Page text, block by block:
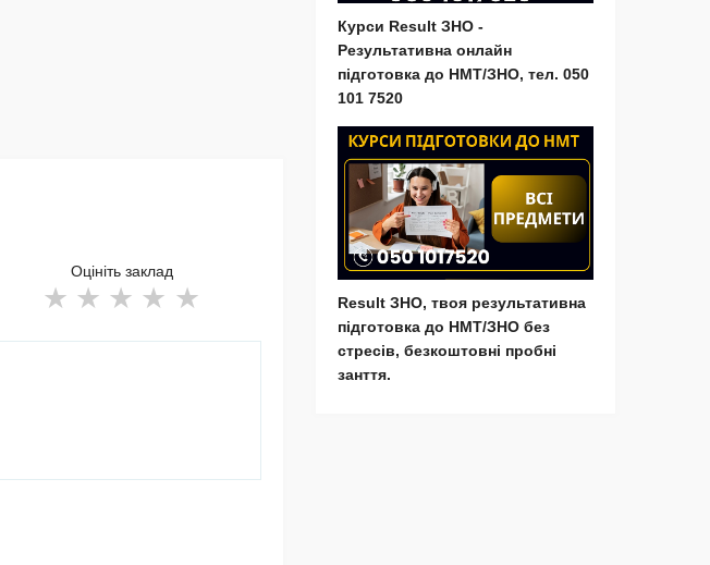
Оцініть заклад
Курси Result ЗНО -
Результативна онлайн
підготовка до НМТ/ЗНО, тел. 050
101 7520
Result ЗНО, твоя результативна
підготовка до НМТ/ЗНО без
стресів, безкоштовні пробні
занття.